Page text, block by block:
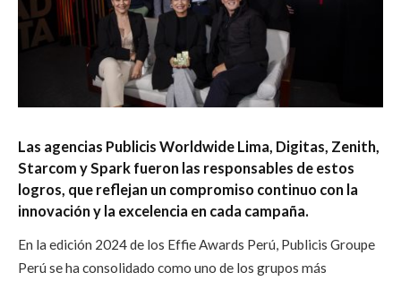
Las agencias Publicis Worldwide Lima, Digitas, Zenith,
Starcom y Spark fueron las responsables de estos
logros, que reflejan un compromiso continuo con la
innovación y la excelencia en cada campaña.
En la edición 2024 de los Effie Awards Perú, Publicis Groupe
Perú se ha consolidado como uno de los grupos más